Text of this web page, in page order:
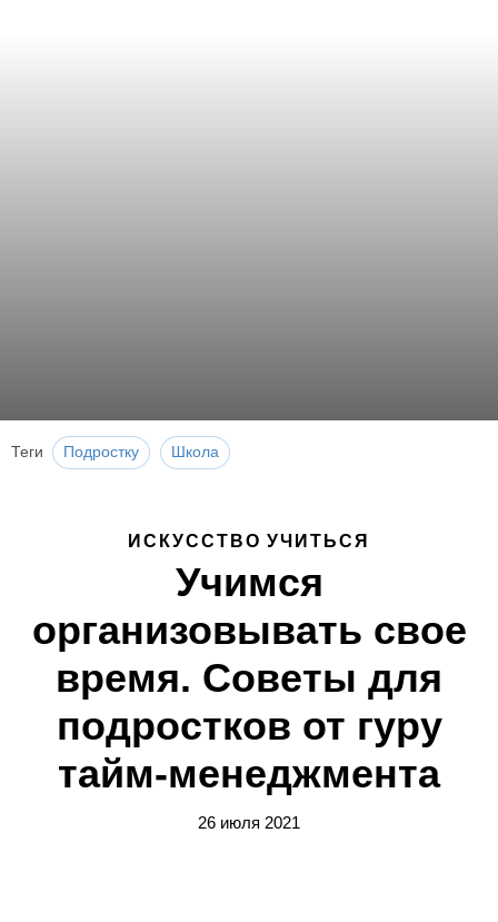
Теги Подростку Школа
ИСКУССТВО УЧИТЬСЯ
Учимся
организовывать свое
время. Советы для
подростков от гуру
тайм-менеджмента
26 июля 2021